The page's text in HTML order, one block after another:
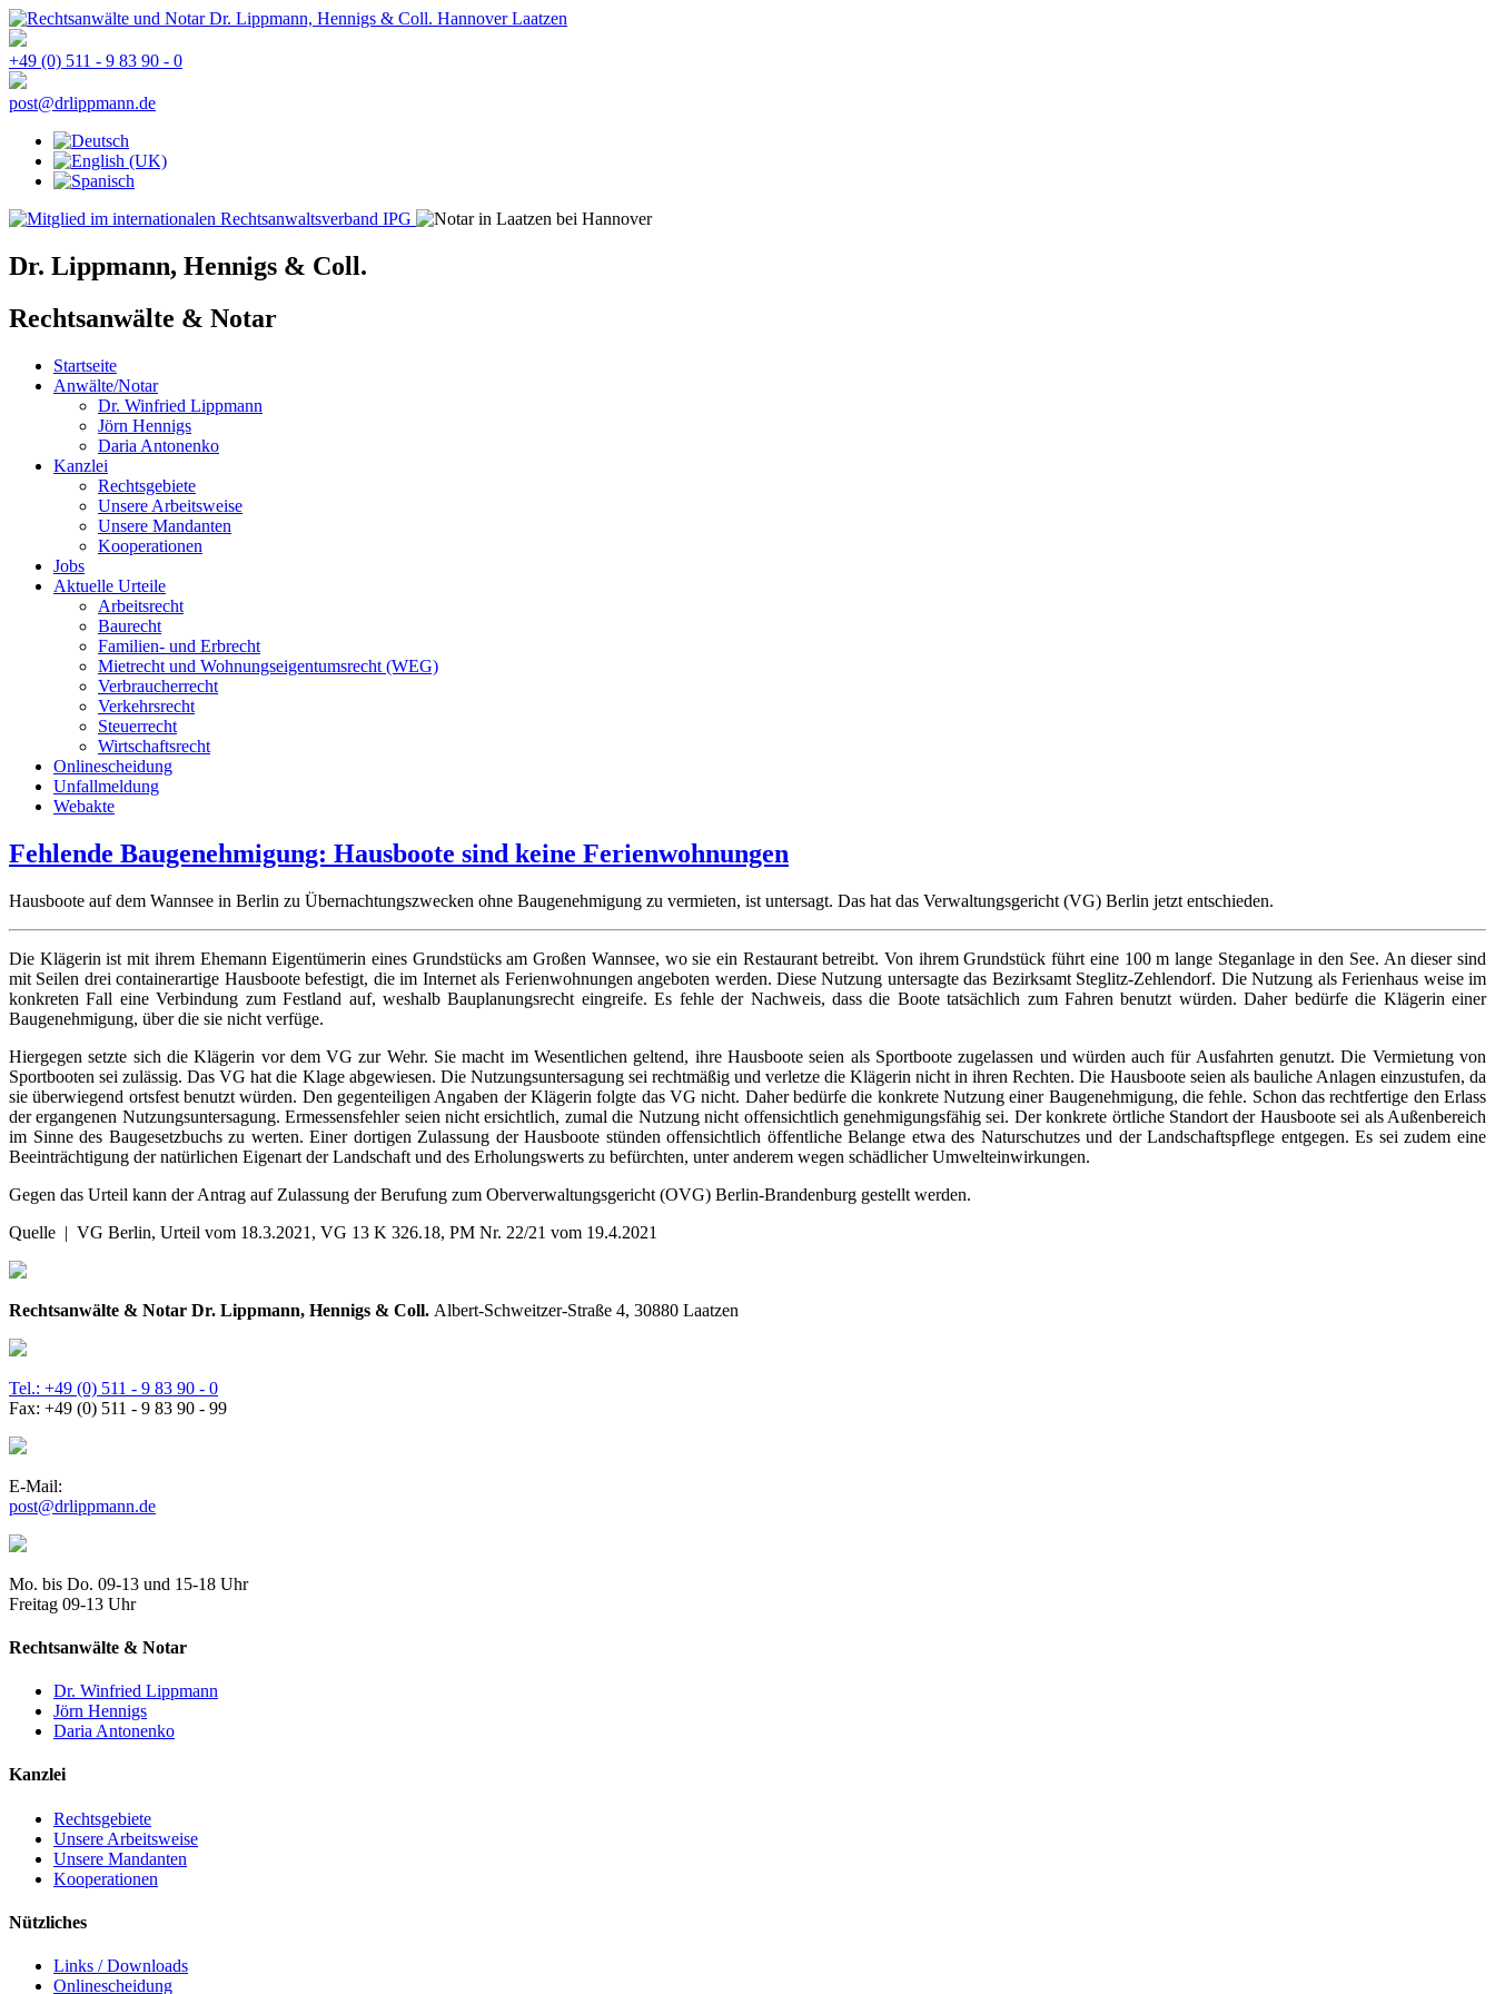
+49 (0) 511 - 9 83 90 - 0
post@drlippmann.de
Dr. Lippmann, Hennigs & Coll.
Rechtsanwälte & Notar
Startseite
Anwälte/Notar
Dr. Winfried Lippmann
Jörn Hennigs
Daria Antonenko
Kanzlei
Rechtsgebiete
Unsere Arbeitsweise
Unsere Mandanten
Kooperationen
Jobs
Aktuelle Urteile
Arbeitsrecht
Baurecht
Familien- und Erbrecht
Mietrecht und Wohnungseigentumsrecht (WEG)
Verbraucherrecht
Verkehrsrecht
Steuerrecht
Wirtschaftsrecht
Onlinescheidung
Unfallmeldung
Webakte
Fehlende Baugenehmigung: Hausboote sind keine Ferienwohnungen
Hausboote auf dem Wannsee in Berlin zu Übernachtungszwecken ohne Baugenehmigung zu vermieten, ist untersagt. Das hat das Verwaltungsgericht (VG) Berlin jetzt entschieden.
Die Klägerin ist mit ihrem Ehemann Eigentümerin eines Grundstücks am Großen Wannsee, wo sie ein Restaurant betreibt. Von ihrem Grundstück führt eine 100 m lange Steganlage in den See. An dieser sind
mit Seilen drei containerartige Hausboote befestigt, die im Internet als Ferienwohnungen angeboten werden. Diese Nutzung untersagte das Bezirksamt Steglitz-Zehlendorf. Die Nutzung als Ferienhaus weise im
konkreten Fall eine Verbindung zum Festland auf, weshalb Bauplanungsrecht eingreife. Es fehle der Nachweis, dass die Boote tatsächlich zum Fahren benutzt würden. Daher bedürfe die Klägerin einer
Baugenehmigung, über die sie nicht verfüge.
Hiergegen setzte sich die Klägerin vor dem VG zur Wehr. Sie macht im Wesentlichen geltend, ihre Hausboote seien als Sportboote zugelassen und würden auch für Ausfahrten genutzt. Die Vermietung von
Sportbooten sei zulässig. Das VG hat die Klage abgewiesen. Die Nutzungsuntersagung sei rechtmäßig und verletze die Klägerin nicht in ihren Rechten. Die Hausboote seien als bauliche Anlagen einzustufen, da
sie überwiegend ortsfest benutzt würden. Den gegenteiligen Angaben der Klägerin folgte das VG nicht. Daher bedürfe die konkrete Nutzung einer Baugenehmigung, die fehle. Schon das rechtfertige den Erlass
der ergangenen Nutzungsuntersagung. Ermessensfehler seien nicht ersichtlich, zumal die Nutzung nicht offensichtlich genehmigungsfähig sei. Der konkrete örtliche Standort der Hausboote sei als Außenbereich
im Sinne des Baugesetzbuchs zu werten. Einer dortigen Zulassung der Hausboote stünden offensichtlich öffentliche Belange etwa des Naturschutzes und der Landschaftspflege entgegen. Es sei zudem eine
Beeinträchtigung der natürlichen Eigenart der Landschaft und des Erholungswerts zu befürchten, unter anderem wegen schädlicher Umwelteinwirkungen.
Gegen das Urteil kann der Antrag auf Zulassung der Berufung zum Oberverwaltungsgericht (OVG) Berlin-Brandenburg gestellt werden.
Quelle | VG Berlin, Urteil vom 18.3.2021, VG 13 K 326.18, PM Nr. 22/21 vom 19.4.2021
Rechtsanwälte & Notar Dr. Lippmann, Hennigs & Coll. Albert-Schweitzer-Straße 4, 30880 Laatzen
Tel.: +49 (0) 511 - 9 83 90 - 0
Fax: +49 (0) 511 - 9 83 90 - 99
E-Mail:
post@drlippmann.de
Mo. bis Do. 09-13 und 15-18 Uhr
Freitag 09-13 Uhr
Rechtsanwälte & Notar
Dr. Winfried Lippmann
Jörn Hennigs
Daria Antonenko
Kanzlei
Rechtsgebiete
Unsere Arbeitsweise
Unsere Mandanten
Kooperationen
Nützliches
Links / Downloads
Onlinescheidung